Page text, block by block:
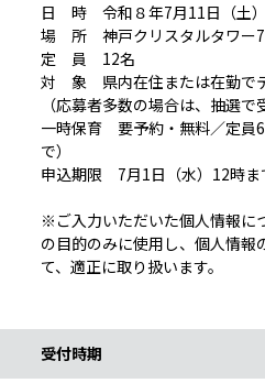
日 時 令和８年7月11日（土
場 所 神戸クリスタルタワー
定 員 12名
対 象 県内在住または在勤で
（応募者多数の場合は、抽選で
一時保育 要予約・無料／定員
で）
申込期限 7月1日（水）12時ま
※ご入力いただいた個人情報に
の目的のみに使用し、個人情報
て、適正に取り扱います。
受付時期